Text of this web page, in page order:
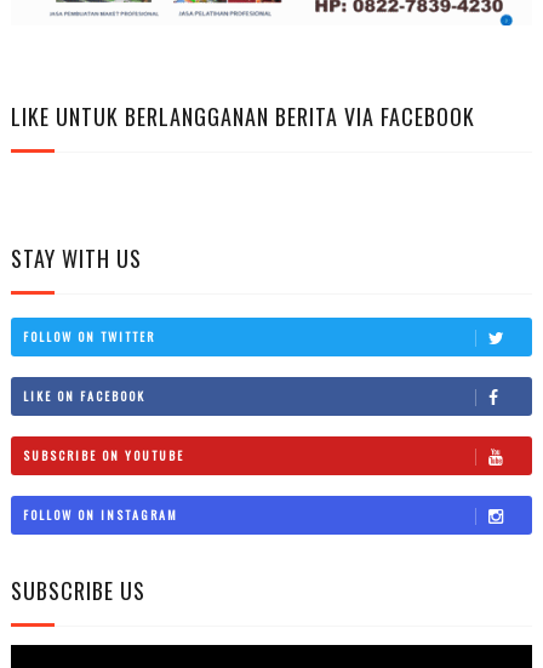
LIKE UNTUK BERLANGGANAN BERITA VIA FACEBOOK
STAY WITH US
FOLLOW ON TWITTER
LIKE ON FACEBOOK
SUBSCRIBE ON YOUTUBE
FOLLOW ON INSTAGRAM
SUBSCRIBE US